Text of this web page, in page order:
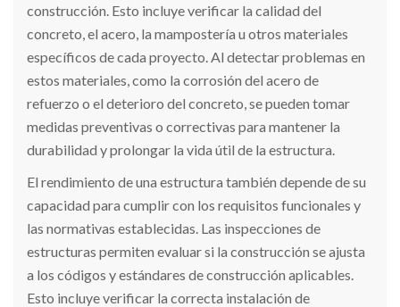
construcción. Esto incluye verificar la calidad del
concreto, el acero, la mampostería u otros materiales
específicos de cada proyecto. Al detectar problemas en
estos materiales, como la corrosión del acero de
refuerzo o el deterioro del concreto, se pueden tomar
medidas preventivas o correctivas para mantener la
durabilidad y prolongar la vida útil de la estructura.
El rendimiento de una estructura también depende de su
capacidad para cumplir con los requisitos funcionales y
las normativas establecidas. Las inspecciones de
estructuras permiten evaluar si la construcción se ajusta
a los códigos y estándares de construcción aplicables.
Esto incluye verificar la correcta instalación de